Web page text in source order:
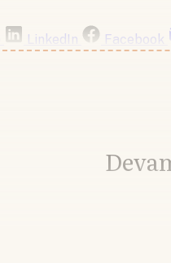
LinkedIn Facebook